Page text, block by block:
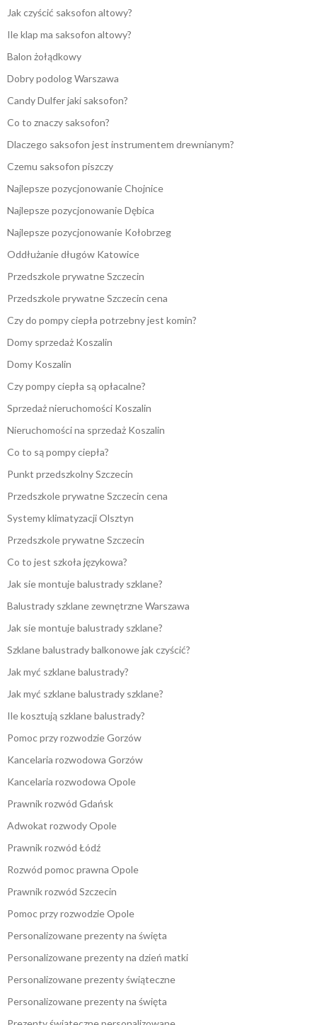
Jak czyścić saksofon altowy?
Ile klap ma saksofon altowy?
Balon żołądkowy
Dobry podolog Warszawa
Candy Dulfer jaki saksofon?
Co to znaczy saksofon?
Dlaczego saksofon jest instrumentem drewnianym?
Czemu saksofon piszczy
Najlepsze pozycjonowanie Chojnice
Najlepsze pozycjonowanie Dębica
Najlepsze pozycjonowanie Kołobrzeg
Oddłużanie długów Katowice
Przedszkole prywatne Szczecin
Przedszkole prywatne Szczecin cena
Czy do pompy ciepła potrzebny jest komin?
Domy sprzedaż Koszalin
Domy Koszalin
Czy pompy ciepła są opłacalne?
Sprzedaż nieruchomości Koszalin
Nieruchomości na sprzedaż Koszalin
Co to są pompy ciepła?
Punkt przedszkolny Szczecin
Przedszkole prywatne Szczecin cena
Systemy klimatyzacji Olsztyn
Przedszkole prywatne Szczecin
Co to jest szkoła językowa?
Jak sie montuje balustrady szklane?
Balustrady szklane zewnętrzne Warszawa
Jak sie montuje balustrady szklane?
Szklane balustrady balkonowe jak czyścić?
Jak myć szklane balustrady?
Jak myć szklane balustrady szklane?
Ile kosztują szklane balustrady?
Pomoc przy rozwodzie Gorzów
Kancelaria rozwodowa Gorzów
Kancelaria rozwodowa Opole
Prawnik rozwód Gdańsk
Adwokat rozwody Opole
Prawnik rozwód Łódź
Rozwód pomoc prawna Opole
Prawnik rozwód Szczecin
Pomoc przy rozwodzie Opole
Personalizowane prezenty na święta
Personalizowane prezenty na dzień matki
Personalizowane prezenty świąteczne
Personalizowane prezenty na święta